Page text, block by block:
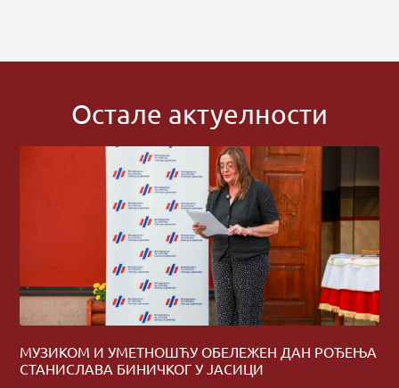
Остале актуелности
МУЗИКОМ И УМЕТНОШЋУ ОБЕЛЕЖЕН ДАН РОЂЕЊА
СТАНИСЛАВА БИНИЧКОГ У ЈАСИЦИ